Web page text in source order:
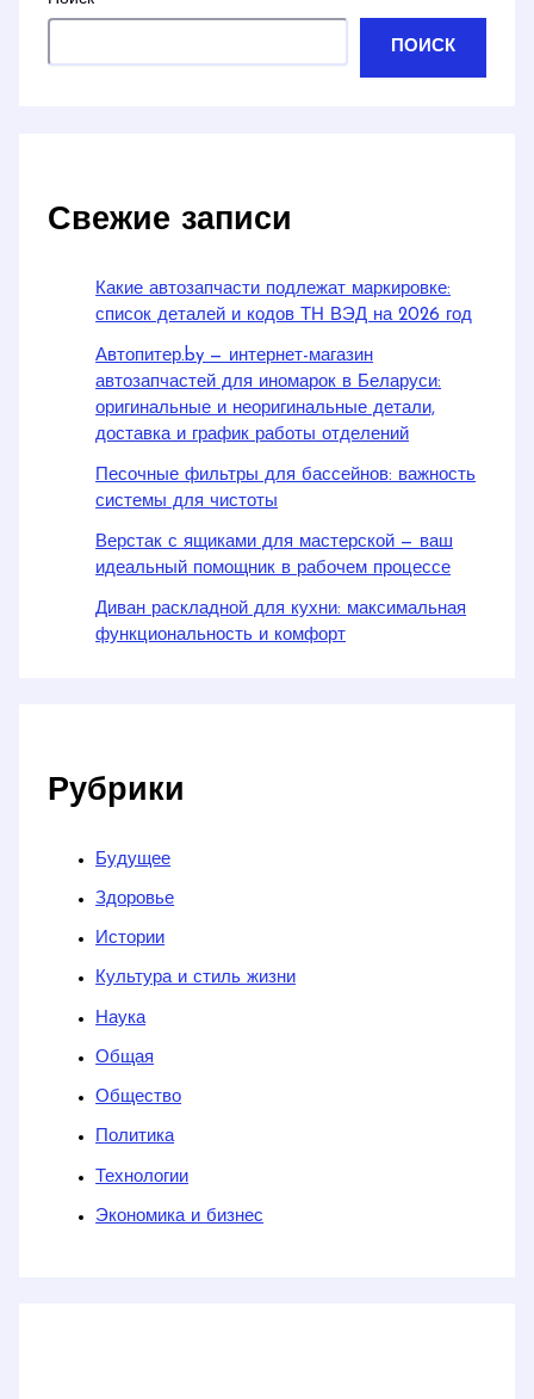
ПОИСК
Свежие записи
Какие автозапчасти подлежат маркировке:
список деталей и кодов ТН ВЭД на 2026 год
Автопитер.by — интернет-магазин
автозапчастей для иномарок в Беларуси:
оригинальные и неоригинальные детали,
доставка и график работы отделений
Песочные фильтры для бассейнов: важность
системы для чистоты
Верстак с ящиками для мастерской — ваш
идеальный помощник в рабочем процессе
Диван раскладной для кухни: максимальная
функциональность и комфорт
Рубрики
Будущее
Здоровье
Истории
Культура и стиль жизни
Наука
Общая
Общество
Политика
Технологии
Экономика и бизнес